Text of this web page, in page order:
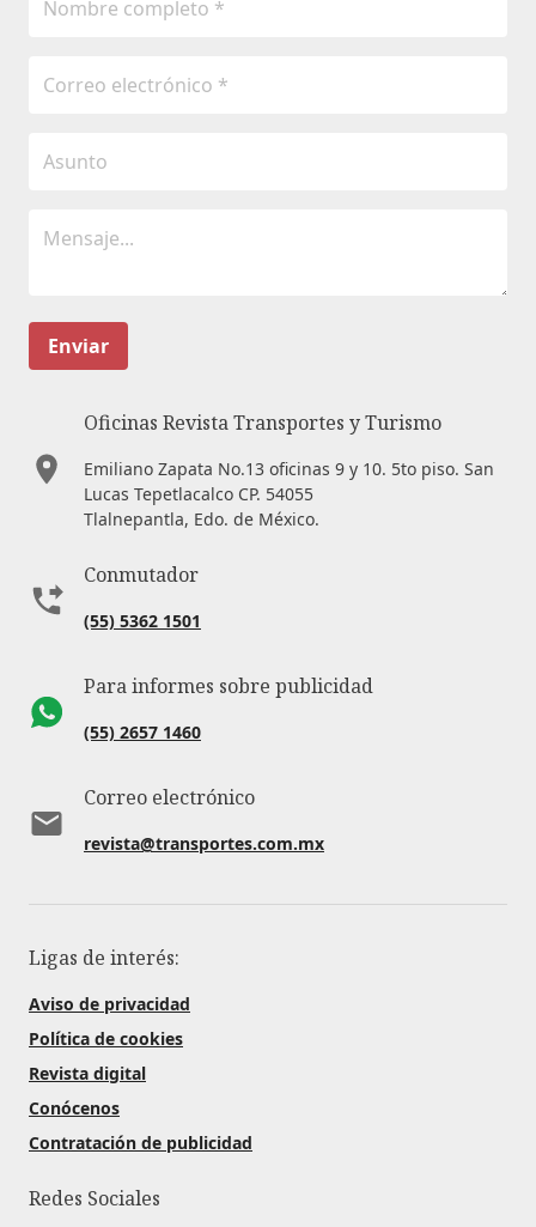
Enviar
Oficinas Revista Transportes y Turismo
Emiliano Zapata No.13 oficinas 9 y 10. 5to piso. San
Lucas Tepetlacalco CP. 54055
Tlalnepantla, Edo. de México.
Conmutador
(55) 5362 1501
Para informes sobre publicidad
(55) 2657 1460
Correo electrónico
revista@transportes.com.mx
Ligas de interés:
Aviso de privacidad
Política de cookies
Revista digital
Conócenos
Contratación de publicidad
Redes Sociales